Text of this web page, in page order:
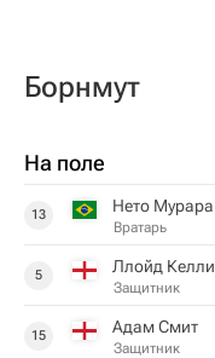
Борнмут
На поле
13 Нето Мурара
Вратарь
5 Ллойд Келли
Защитник
15 Адам Смит
Защитник